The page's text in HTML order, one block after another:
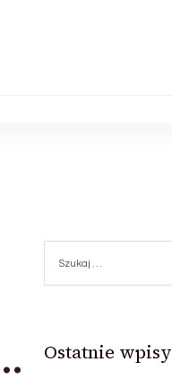
Ostatnie wpisy